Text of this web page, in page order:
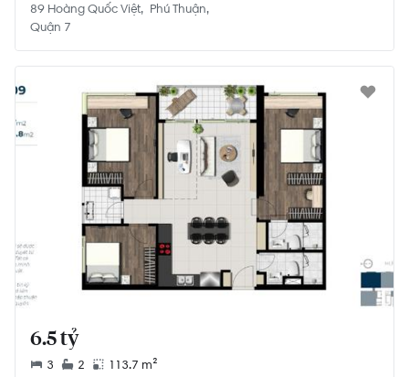
89 Hoàng Quốc Việt
Phú Thuận
Quận 7
6.5 tỷ
3 2
113.7 m²